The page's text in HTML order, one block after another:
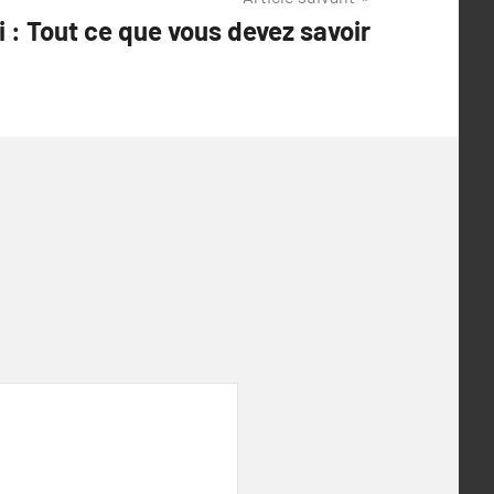
: Tout ce que vous devez savoir